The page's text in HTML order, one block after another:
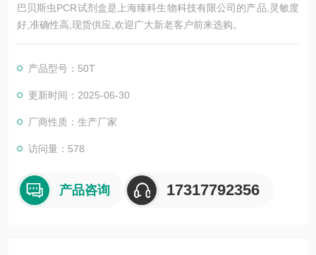
巴贝斯虫PCR试剂盒是上海臻科生物科技有限公司的产品,灵敏度
好,准确性高,现货供应,欢迎广大新老客户前来选购。
产品型号：50T
更新时间：2025-06-30
厂商性质：生产厂家
访问量：578
产品咨询 17317792356